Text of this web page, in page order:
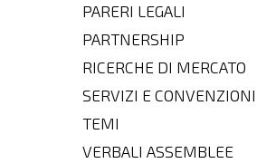
PARERI LEGALI
PARTNERSHIP
RICERCHE DI MERCATO
SERVIZI E CONVENZIONI
TEMI
VERBALI ASSEMBLEE